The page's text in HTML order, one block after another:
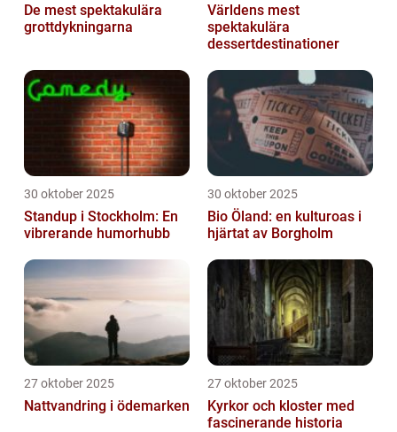
De mest spektakulära
grottdykningarna
Världens mest
spektakulära
dessertdestinationer
30 oktober 2025
Standup i Stockholm: En
vibrerande humorhubb
30 oktober 2025
Bio Öland: en kulturoas i
hjärtat av Borgholm
27 oktober 2025
Nattvandring i ödemarken
27 oktober 2025
Kyrkor och kloster med
fascinerande historia